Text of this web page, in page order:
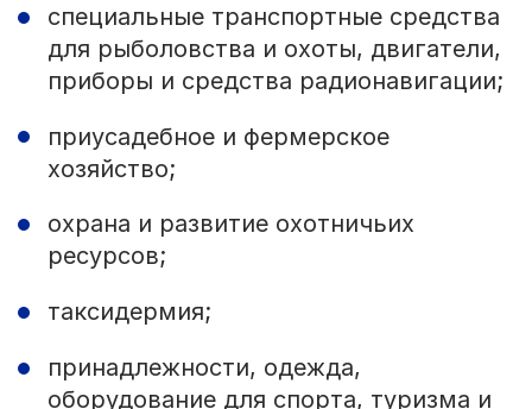
специальные транспортные средства
для рыболовства и охоты, двигатели,
приборы и средства радионавигации;
приусадебное и фермерское
хозяйство;
охрана и развитие охотничьих
ресурсов;
таксидермия;
принадлежности, одежда,
оборудование для спорта, туризма и